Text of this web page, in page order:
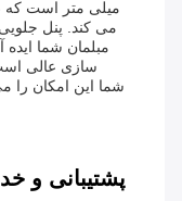
میلی متر است که
می کند. پنل
مبلمان شما
شما این امکان را
پشتیبانی و